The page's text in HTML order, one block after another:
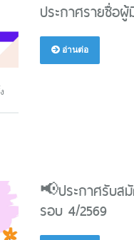
ประกาศรายชื่อ
อ่านต่อ
📢ประกาศรับสมั
รอบ 4/2569